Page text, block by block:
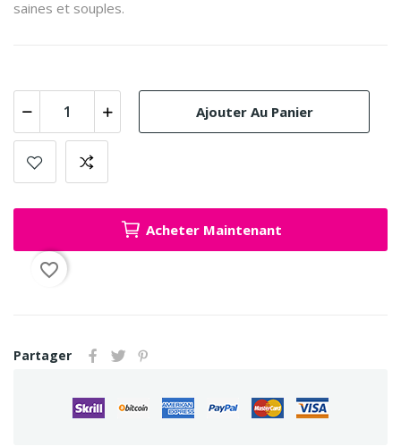
saines et souples.
Ajouter Au Panier
Acheter Maintenant
favorite_border
Partager